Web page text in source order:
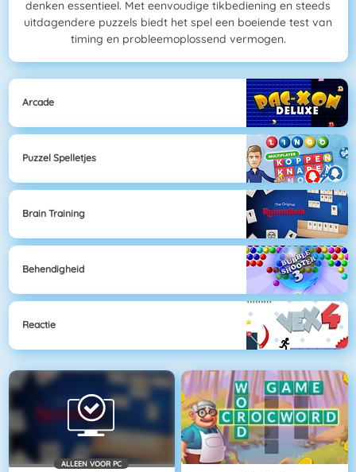
denken essentieel. Met eenvoudige tikbediening en steeds
uitdagendere puzzels biedt het spel een boeiende test van
timing en probleemoplossend vermogen.
Arcade
Puzzel Spelletjes
Brain Training
Behendigheid
Reactie
ALLEEN VOOR PC